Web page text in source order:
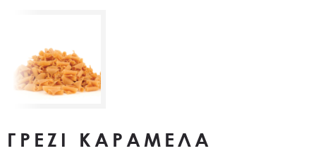
ΓΡΕΖΙ ΚΑΡΑΜΕΛΑ